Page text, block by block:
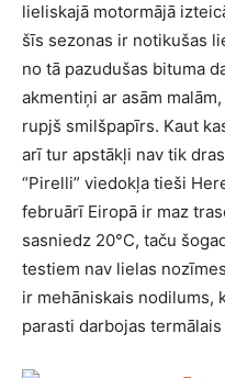
lieliskajā motormājā
šīs sezonas ir notikušas
no tā pazudušas bituma
akmentiņi ar asām
rupjš smilšpapīrs. Kaut
arī tur apstākļi nav tik
“Pirelli” viedokļa tieši
februārī Eiropā ir maz
sasniedz 20°C, taču
testiem nav lielas
ir mehāniskais nodilums,
parasti darbojas